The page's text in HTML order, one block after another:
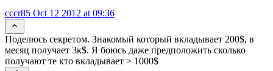
cccr85 Oct 12 2012 at 09:36
Поделюсь секретом. Знакомый который вкладывает 200$, в
месяц получает 3к$. Я боюсь даже предположить сколько
получают те кто вкладывает > 1000$